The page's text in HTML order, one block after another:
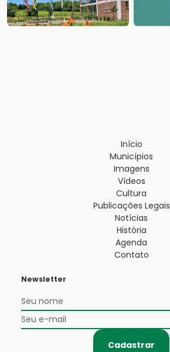
Início
Municípios
Imagens
Vídeos
Cultura
Publicações Legais
Notícias
História
Agenda
Contato
Newsletter
Cadastrar